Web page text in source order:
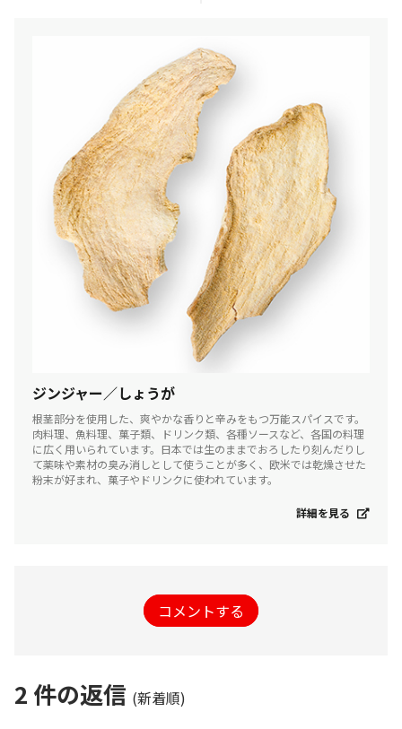
ジンジャー／しょうが
根茎部分を使用した、爽やかな香りと辛みをもつ万能スパイスです。
肉料理、魚料理、菓子類、ドリンク類、各種ソースなど、各国の料理
に広く用いられています。日本では生のままでおろしたり刻んだりし
て薬味や素材の臭み消しとして使うことが多く、欧米では乾燥させた
粉末が好まれ、菓子やドリンクに使われています。
詳細を見る
コメントする
2 件の返信 (新着順)